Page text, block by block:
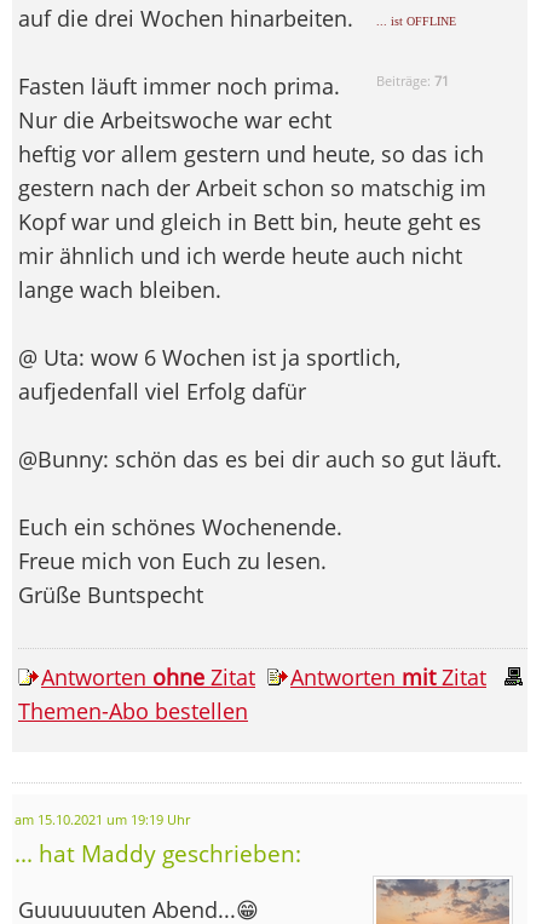
... ist OFFLINE
Beiträge:71
auf die drei Wochen hinarbeiten.
Fasten läuft immer noch prima.
Nur die Arbeitswoche war echt
heftig vor allem gestern und heute, so das ich
gestern nach der Arbeit schon so matschig im
Kopf war und gleich in Bett bin, heute geht es
mir ähnlich und ich werde heute auch nicht
lange wach bleiben.
@ Uta: wow 6 Wochen ist ja sportlich,
aufjedenfall viel Erfolg dafür
@Bunny: schön das es bei dir auch so gut läuft.
Euch ein schönes Wochenende.
Freue mich von Euch zu lesen.
Grüße Buntspecht
Antworten ohne Zitat Antworten mitZitat
Themen-Abo bestellen
am 15.10.2021 um 19:19 Uhr
... hat Maddy geschrieben:
Guuuuuuten Abend...😁